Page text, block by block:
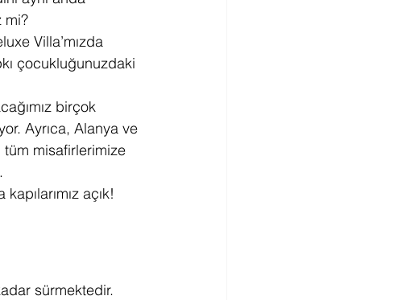
mi?
Villa’mızda
çocukluğunuzdaki
birçok
Ayrıca, Alanya ve
misafirlerimize
açık!
sürmektedir.